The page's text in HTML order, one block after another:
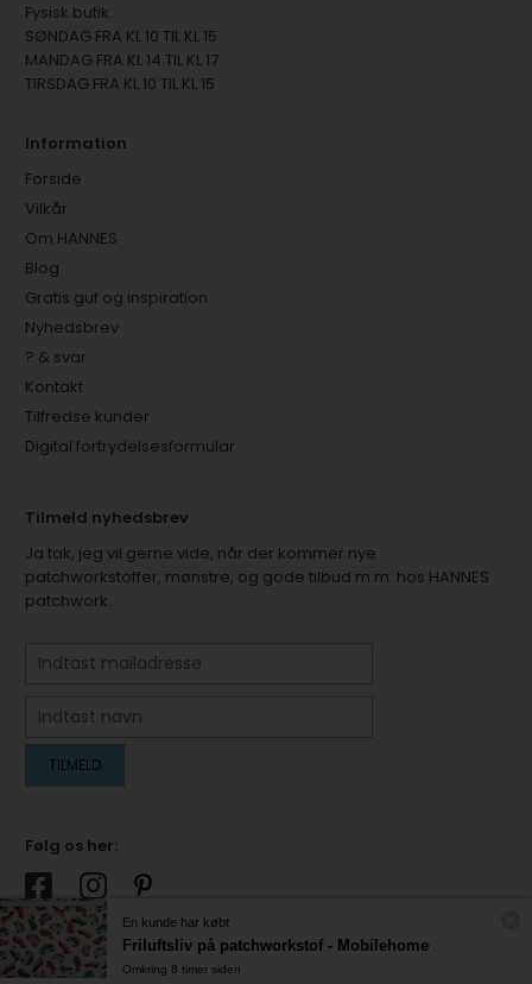
Fysisk butik:
SØNDAG FRA KL 10 TIL KL 15
MANDAG FRA KL 14 TIL KL 17
TIRSDAG FRA KL 10 TIL KL 15
Information
Forside
Vilkår
Om HANNES
Blog
Gratis guf og inspiration
Nyhedsbrev
? & svar
Kontakt
Tilfredse kunder
Digital fortrydelsesformular
Tilmeld nyhedsbrev
Ja tak, jeg vil gerne vide, når der kommer nye
patchworkstoffer, mønstre, og gode tilbud m.m. hos HANNES
patchwork.
Følg os her:
En kunde har købt
Friluftsliv på patchworkstof - Mobilehome
Omkring 8 timer siden